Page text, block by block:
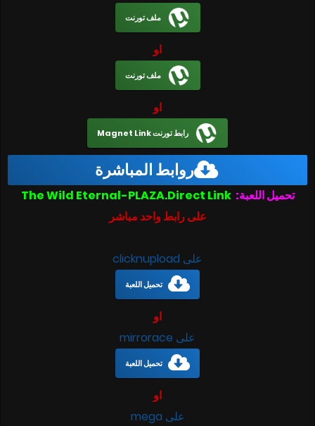
ملف تورنت
او
ملف تورنت
او
رابط تورنت Magnet Link
روابط المباشرة
تحميل اللعبة: The Wild Eternal-PLAZA.Direct Link
على رابط واحد مباشر
على clicknupload
تحميل اللعبة
او
على mirrorace
تحميل اللعبة
او
على mega